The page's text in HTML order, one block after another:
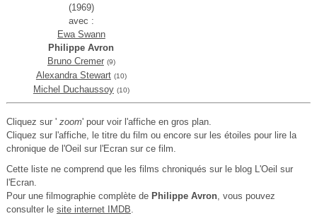
(1969)
avec :
Ewa Swann
Philippe Avron
Bruno Cremer (9)
Alexandra Stewart (10)
Michel Duchaussoy (10)
Cliquez sur ' zoom' pour voir l'affiche en gros plan.
Cliquez sur l'affiche, le titre du film ou encore sur les étoiles pour lire la
chronique de l'Oeil sur l'Ecran sur ce film.
Cette liste ne comprend que les films chroniqués sur le blog L'Oeil sur
l'Ecran.
Pour une filmographie complète de Philippe Avron, vous pouvez
consulter le site internet IMDB.